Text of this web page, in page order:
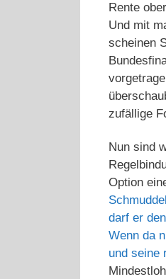
Rente
Und mit
scheinen
zufällige
Nun sind
Option
darf er
Wenn da
und seine